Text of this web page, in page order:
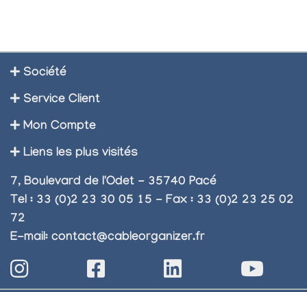
rapide ainsi que de la
transmission par...
Société
Service Client
Mon Compte
Liens les plus visités
7, Boulevard de l'Odet - 35740 Pacé
Tel : 33 (0)2 23 30 05 15 - Fax : 33 (0)2 23 25 02
72
E-mail: contact@cableorganizer.fr